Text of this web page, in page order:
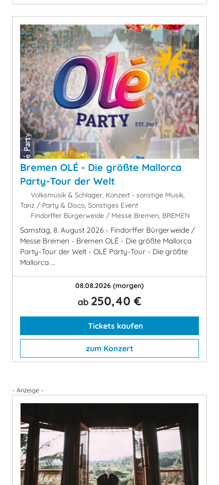
Bremen OLÉ - Die größte Mallorca
Party-Tour der Welt
Volksmusik & Schlager, Konzert - sonstige Musik,
Tanz / Party & Disco, Sonstiges Event
Findorffer Bürgerweide / Messe Bremen, BREMEN
Samstag, 8. August 2026 - Findorffer Bürgerweide /
Messe Bremen - Bremen OLÉ - Die größte Mallorca
Party-Tour der Welt - OLÉ Party-Tour - Die größte
Mallorca ...
08.08.2026 (morgen)
ab 250,40 €
Tickets kaufen
zum Konzert
- Anzeige -